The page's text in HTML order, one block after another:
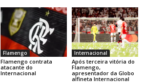
Flamengo
Flamengo contrata
atacante do
Internacional
Internacional
Após terceira vitória do
Flamengo,
apresentador da Globo
alfineta Internacional